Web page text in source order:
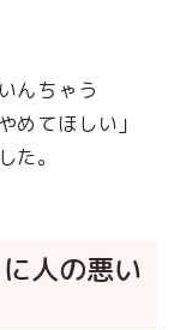
んちゃう
めてほしい」
た。
人の悪い